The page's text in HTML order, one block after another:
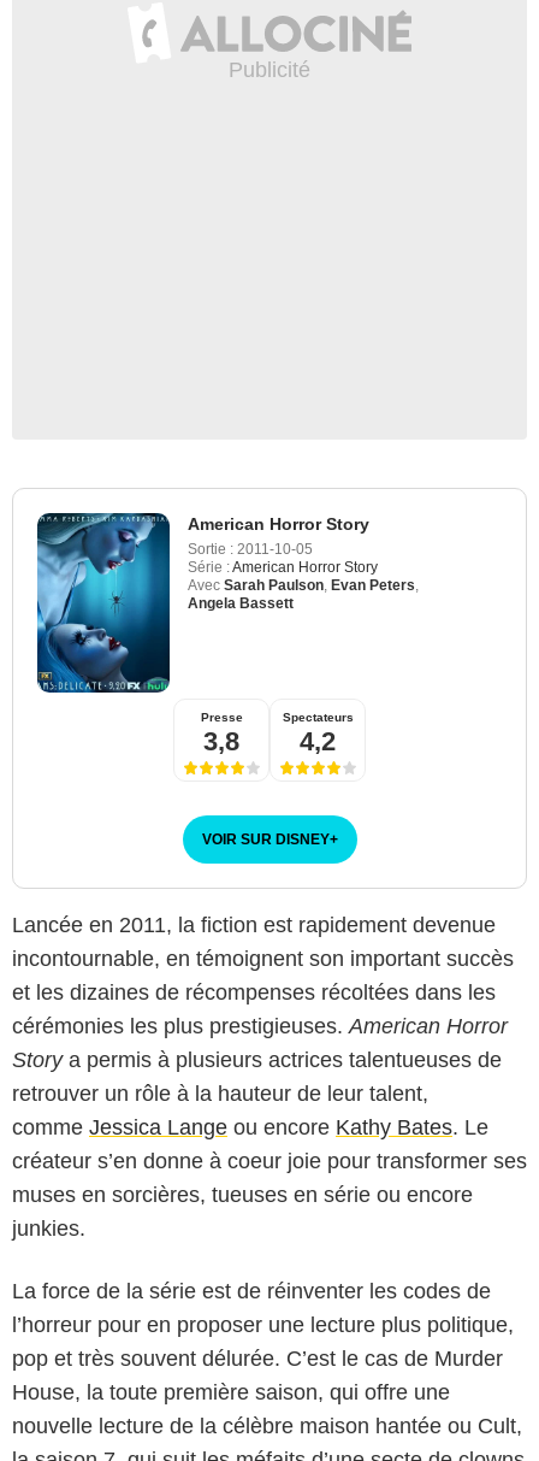
American Horror Story
Sortie : 2011-10-05
Série :American Horror Story
Avec Sarah Paulson Evan Peters
Angela Bassett
Presse
3,8
Spectateurs
4,2
VOIR SUR DISNEY+
Lancée en 2011, la fiction est rapidement devenue
incontournable, en témoignent son important succès
et les dizaines de récompenses récoltées dans les
cérémonies les plus prestigieuses. American Horror
Storya permis à plusieurs actrices talentueuses de
retrouver un rôle à la hauteur de leur talent,
comme Jessica Lange ou encore Kathy Bates. Le
créateur s’en donne à coeur joie pour transformer ses
muses en sorcières, tueuses en série ou encore
junkies.
La force de la série est de réinventer les codes de
l’horreur pour en proposer une lecture plus politique,
pop et très souvent délurée. C’est le cas de Murder
House, la toute première saison, qui offre une
nouvelle lecture de la célèbre maison hantée ou Cult,